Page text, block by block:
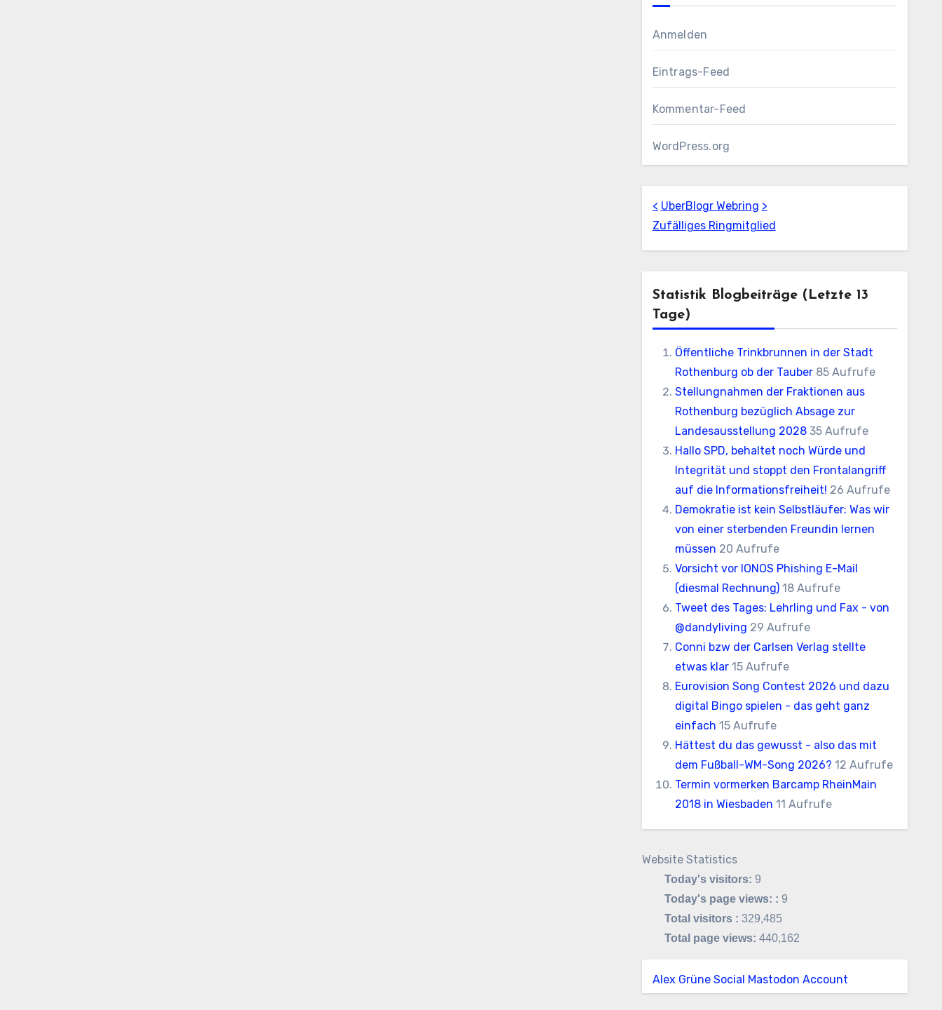
Anmelden
Eintrags-Feed
Kommentar-Feed
WordPress.org
< UberBlogr Webring >
Zufälliges Ringmitglied
Statistik Blogbeiträge (letzte 13
Tage)
Öffentliche Trinkbrunnen in der Stadt
Rothenburg ob der Tauber 85 Aufrufe
Stellungnahmen der Fraktionen aus
Rothenburg bezüglich Absage zur
Landesausstellung 2028 35 Aufrufe
Hallo SPD, behaltet noch Würde und
Integrität und stoppt den Frontalangriff
auf die Informationsfreiheit! 26 Aufrufe
Demokratie ist kein Selbstläufer: Was wir
von einer sterbenden Freundin lernen
müssen 20 Aufrufe
Vorsicht vor IONOS Phishing E-Mail
(diesmal Rechnung) 18 Aufrufe
Tweet des Tages: Lehrling und Fax - von
@dandyliving 29 Aufrufe
Conni bzw der Carlsen Verlag stellte
etwas klar 15 Aufrufe
Eurovision Song Contest 2026 und dazu
digital Bingo spielen - das geht ganz
einfach 15 Aufrufe
Hättest du das gewusst - also das mit
dem Fußball-WM-Song 2026? 12 Aufrufe
Termin vormerken Barcamp RheinMain
2018 in Wiesbaden 11 Aufrufe
Website Statistics
Today's visitors: 9
Today's page views: : 9
Total visitors : 329,485
Total page views: 440,162
Alex Grüne Social Mastodon Account